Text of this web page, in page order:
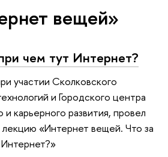
вещей»
чем тут Интернет?
Сколковского
и Городского центра
карьерного развития, провел
«Интернет вещей. Что за